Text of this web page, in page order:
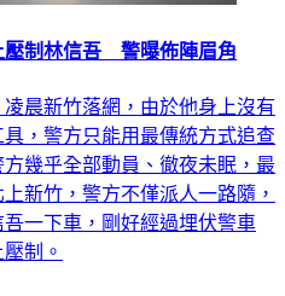
壓制林信吾 警曝佈陣眉角
晨新竹落網，由於他身上沒有
，警方只能用最傳統方式追查
幾乎全部動員、徹夜未眠，最
新竹，警方不僅派人一路隨，
一下車，剛好經過埋伏警車
制。